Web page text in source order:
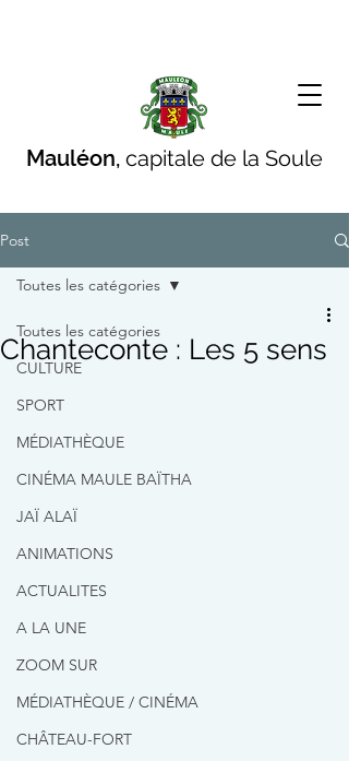
Mauléon, capitale de la Soule
Post
Toutes les catégories
CULTURE
SPORT
MÉDIATHÈQUE
CINÉMA MAULE BAÏTHA
JAÏ ALAÏ
ANIMATIONS
ACTUALITES
A LA UNE
ZOOM SUR
MÉDIATHÈQUE / CINÉMA
CHÂTEAU-FORT
Toutes les catégories
Chanteconte : Les 5 sens